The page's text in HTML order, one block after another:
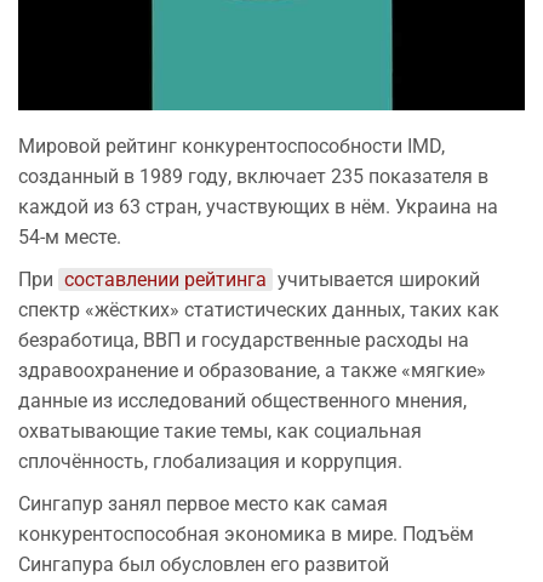
Мировой рейтинг конкурентоспособности IMD,
созданный в 1989 году, включает 235 показателя в
каждой из 63 стран, участвующих в нём. Украина на
54-м месте.
При составлении рейтинга учитывается широкий
спектр «жёстких» статистических данных, таких как
безработица, ВВП и государственные расходы на
здравоохранение и образование, а также «мягкие»
данные из исследований общественного мнения,
охватывающие такие темы, как социальная
сплочённость, глобализация и коррупция.
Сингапур занял первое место как самая
конкурентоспособная экономика в мире. Подъём
Сингапура был обусловлен его развитой